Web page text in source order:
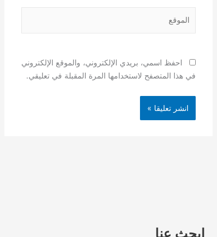
احفظ اسمي، بريدي الإلكتروني، والموقع الإلكتروني
في هذا المتصفح لاستخدامها المرة المقبلة في تعليقي.
ابحث عنا